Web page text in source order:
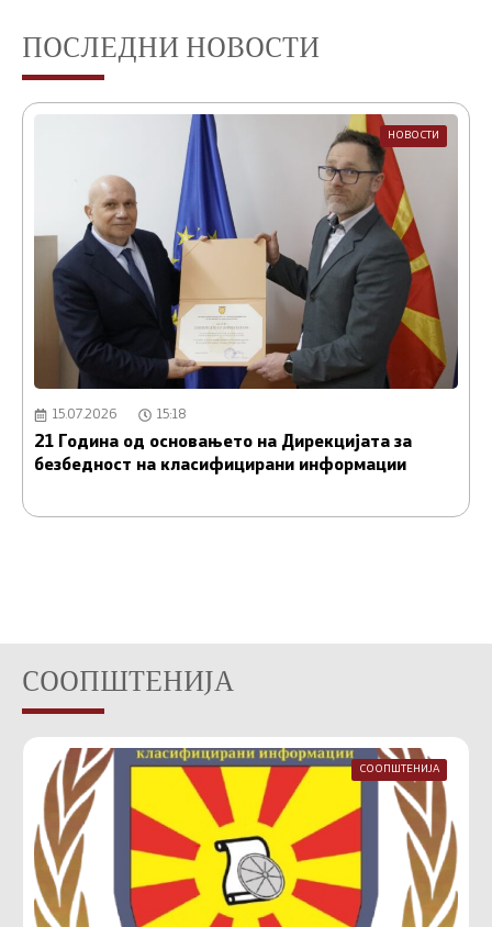
ПОСЛЕДНИ НОВОСТИ
НОВОСТИ
15.07.2026 15:18
21 Година од основањето на Дирекцијата за
безбедност на класифицирани информации
СООПШТЕНИЈА
СООПШТЕНИЈА